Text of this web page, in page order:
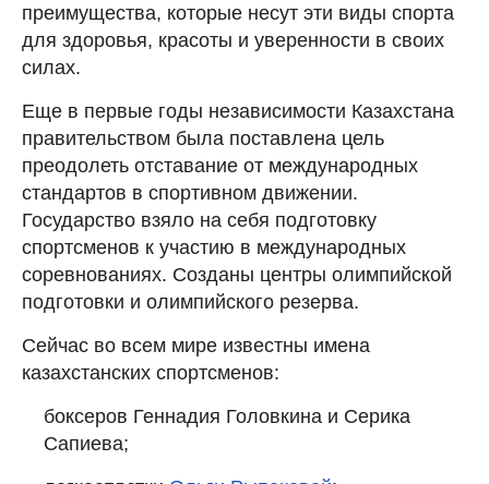
преимущества, которые несут эти виды спорта
для здоровья, красоты и уверенности в своих
силах.
Еще в первые годы независимости Казахстана
правительством была поставлена цель
преодолеть отставание от международных
стандартов в спортивном движении.
Государство взяло на себя подготовку
спортсменов к участию в международных
соревнованиях. Созданы центры олимпийской
подготовки и олимпийского резерва.
Сейчас во всем мире известны имена
казахстанских спортсменов:
боксеров Геннадия Головкина и Серика
Сапиева;